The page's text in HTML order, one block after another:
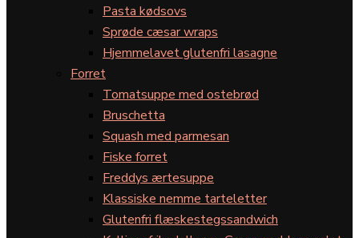
Pasta kødsovs
Sprøde cæsar wraps
Hjemmelavet glutenfri lasagne
Forret
Tomatsuppe med ostebrød
Bruschetta
Squash med parmesan
Fiske forret
Freddys ærtesuppe
Klassiske nemme tarteletter
Glutenfri flæskestegssandwich